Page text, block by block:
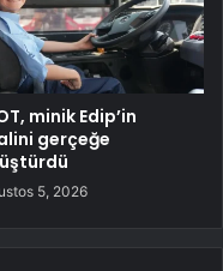
minik Edip’in
gerçeğe
5, 2026